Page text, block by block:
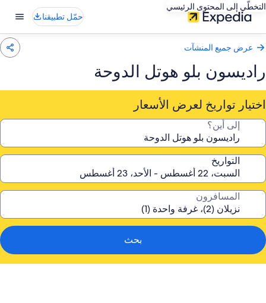
التخطّي إلى المحتوى الرئيسي
حمّل تطبيقنا
عرض جميع المنشآت
راديسون بلو هوتل الدوحة
اختيار تواريخ لعرض الأسعار
إلى أين؟
التواريخ
المسافرون
بحث